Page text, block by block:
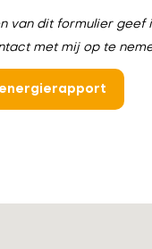
van dit formulier geef
met mij op te